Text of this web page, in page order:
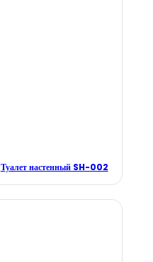
Туалет настенный SH-002